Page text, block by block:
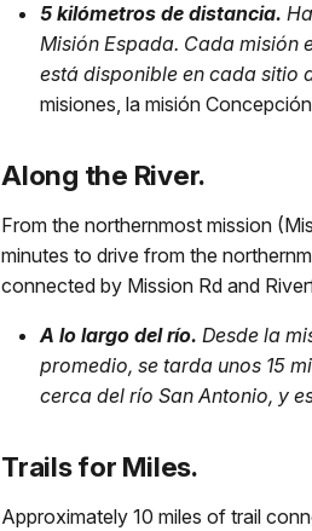
5 kilómetros de distancia.
Misión Espada. Cada misión
está disponible en cada sitio
misiones, la misión
Along the River.
From the northernmost mission
minutes to drive from the
connected by Mission Rd and
A lo largo del río. Desde la
promedio, se tarda unos 15
cerca del río San Antonio, y
Trails for Miles.
Approximately 10 miles of trail